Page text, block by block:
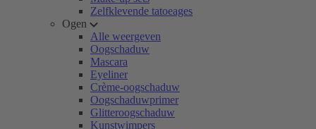
Zelfklevende tatoeages
Ogen
Alle weergeven
Oogschaduw
Mascara
Eyeliner
Crème-oogschaduw
Oogschaduwprimer
Glitteroogschaduw
Kunstwimpers